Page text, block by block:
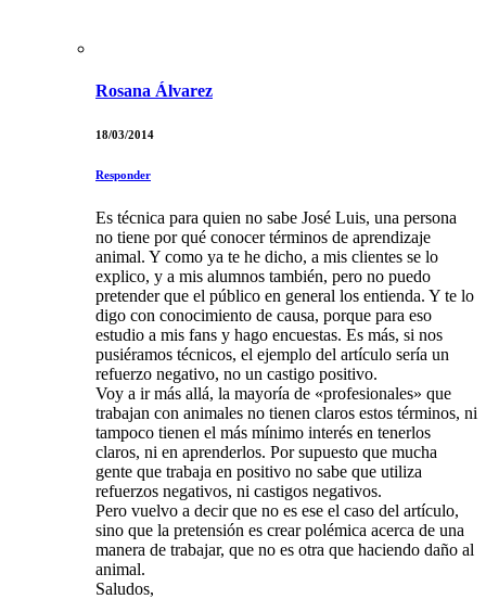
Rosana Álvarez
18/03/2014
Responder
Es técnica para quien no sabe José Luis, una persona
no tiene por qué conocer términos de aprendizaje
animal. Y como ya te he dicho, a mis clientes se lo
explico, y a mis alumnos también, pero no puedo
pretender que el público en general los entienda. Y te lo
digo con conocimiento de causa, porque para eso
estudio a mis fans y hago encuestas. Es más, si nos
pusiéramos técnicos, el ejemplo del artículo sería un
refuerzo negativo, no un castigo positivo.
Voy a ir más allá, la mayoría de «profesionales» que
trabajan con animales no tienen claros estos términos, ni
tampoco tienen el más mínimo interés en tenerlos
claros, ni en aprenderlos. Por supuesto que mucha
gente que trabaja en positivo no sabe que utiliza
refuerzos negativos, ni castigos negativos.
Pero vuelvo a decir que no es ese el caso del artículo,
sino que la pretensión es crear polémica acerca de una
manera de trabajar, que no es otra que haciendo daño al
animal.
Saludos,